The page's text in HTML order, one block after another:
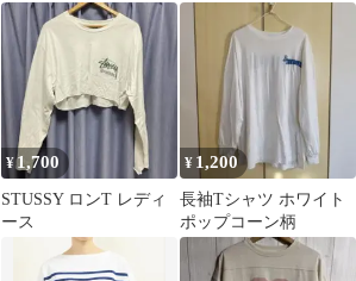
春秋 レディース 長袖
柄 リブカットソーベー
ジュ 2XL
¥1,700
STUSSY ロンT レディ
ース
¥ 1,200
長袖Tシャツ ホワイト
ポップコーン柄